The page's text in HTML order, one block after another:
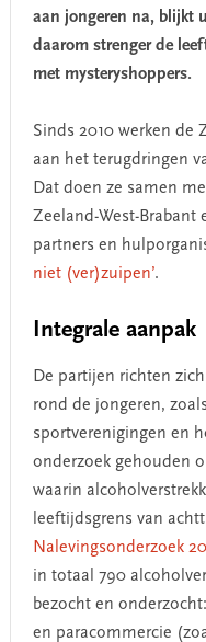
aan jongeren na, blijkt
daarom strenger de
met mysteryshoppers.
Sinds 2010 werken de
aan het terugdringen
Dat doen ze samen
Zeeland-West-Brabant
partners en
niet (ver)zuipen’.
Integrale aanpak
De partijen richten
rond de jongeren,
sportverenigingen en
onderzoek gehouden
waarin
leeftijdsgrens van
Nalevingsonderzoek
in totaal 790
bezocht en
en paracommercie